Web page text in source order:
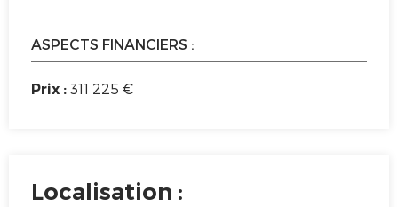
ASPECTS FINANCIERS :
Prix : 311 225 €
Localisation :